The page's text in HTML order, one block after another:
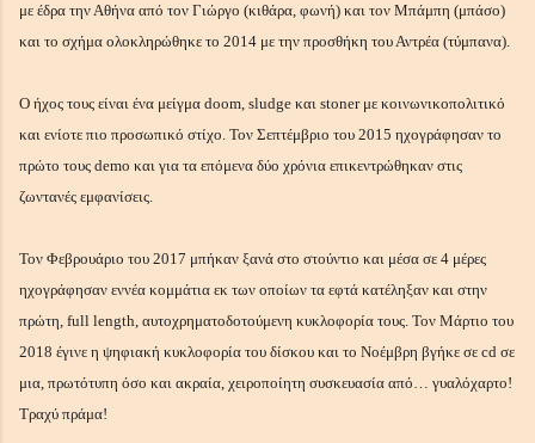
με έδρα την Αθήνα από τον Γιώργο (κιθάρα, φωνή) και τον Μπάμπη (μπάσο)
και το σχήμα ολοκληρώθηκε το 2014 με την προσθήκη του Αντρέα (τύμπανα).
Ο ήχος τους είναι ένα μείγμα doom, sludge και stoner με κοινωνικοπολιτικό
και ενίοτε πιο προσωπικό στίχο. Τον Σεπτέμβριο του 2015 ηχογράφησαν το
πρώτο τους demo και για τα επόμενα δύο χρόνια επικεντρώθηκαν στις
ζωντανές εμφανίσεις.
Τον Φεβρουάριο του 2017 μπήκαν ξανά στο στούντιο και μέσα σε 4 μέρες
ηχογράφησαν εννέα κομμάτια εκ των οποίων τα εφτά κατέληξαν και στην
πρώτη, full length, αυτοχρηματοδοτούμενη κυκλοφορία τους. Τον Μάρτιο του
2018 έγινε η ψηφιακή κυκλοφορία του δίσκου και το Νοέμβρη βγήκε σε cd σε
μια, πρωτότυπη όσο και ακραία, χειροποίητη συσκευασία από… γυαλόχαρτο!
Τραχύ πράμα!